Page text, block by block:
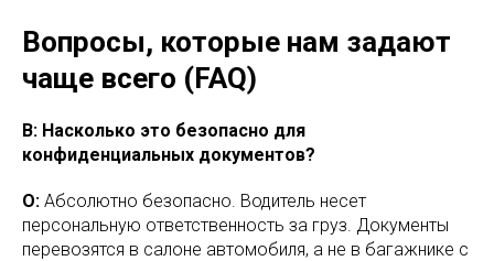
Вопросы, которые нам задают
чаще всего (FAQ)
В: Насколько это безопасно для
конфиденциальных документов?
О: Абсолютно безопасно. Водитель несет
персональную ответственность за груз. Документы
перевозятся в салоне автомобиля, а не в багажнике с